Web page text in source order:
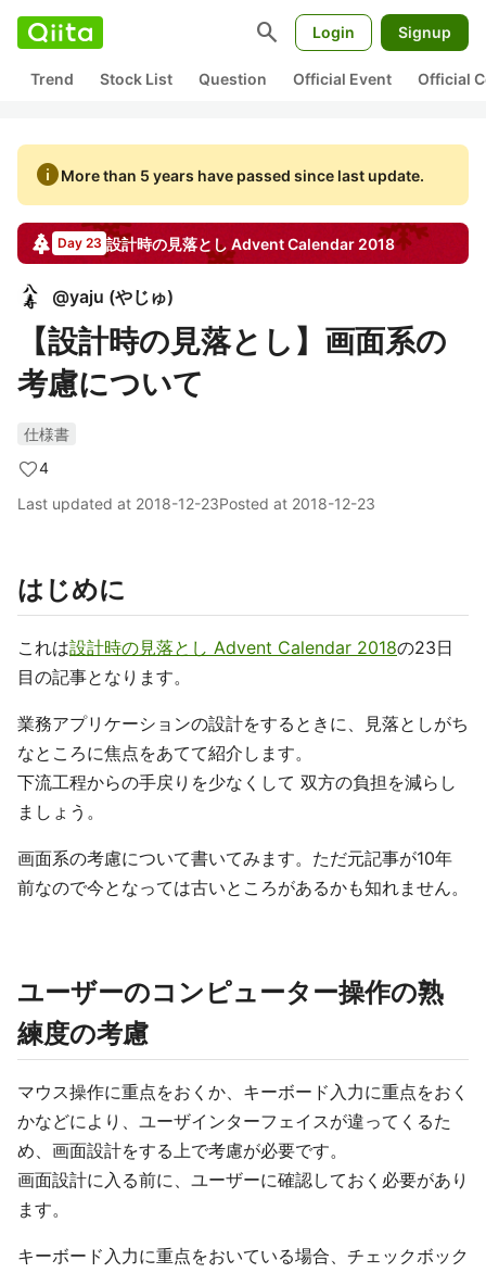
search Login Signup
Trend Stock List Question Official Event Official
infoMore than 5 years have passed since last update.
Day 23 設計時の見落とし Advent Calendar 2018
@yaju (やじゅ)
【設計時の見落とし】画面系の
考慮について
仕様書
4
Last updated at 2018-12-23Posted at 2018-12-23
はじめに
これは設計時の見落とし Advent Calendar 2018の23日
目の記事となります。
業務アプリケーションの設計をするときに、見落としがち
なところに焦点をあてて紹介します。
下流工程からの手戻りを少なくして 双方の負担を減らし
ましょう。
画面系の考慮について書いてみます。ただ元記事が10年
前なので今となっては古いところがあるかも知れません。
ユーザーのコンピューター操作の熟
練度の考慮
マウス操作に重点をおくか、キーボード入力に重点をおく
かなどにより、ユーザインターフェイスが違ってくるた
め、画面設計をする上で考慮が必要です。
画面設計に入る前に、ユーザーに確認しておく必要があり
ます。
キーボード入力に重点をおいている場合、チェックボック